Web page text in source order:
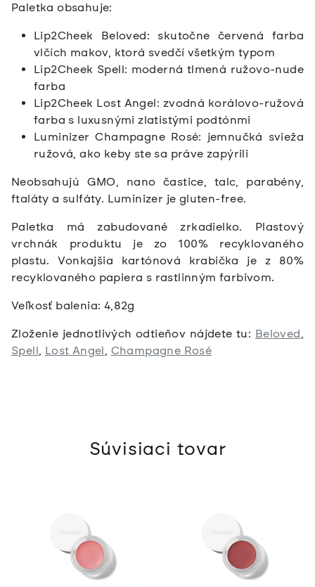
Paletka obsahuje:
Lip2Cheek Beloved: skutočne červená farba
vlčích makov, ktorá svedčí všetkým typom
Lip2Cheek Spell: moderná tlmená ružovo-nude
farba
Lip2Cheek Lost Angel: zvodná korálovo-ružová
farba s luxusnými zlatistými podtónmi
Luminizer Champagne Rosé: jemnučká svieža
ružová, ako keby ste sa práve zapýrili
Neobsahujú GMO, nano častice, talc, parabény,
ftaláty a sulfáty. Luminizer je gluten-free.
Paletka má zabudované zrkadielko. Plastový
vrchnák produktu je zo 100% recyklovaného
plastu. Vonkajšia kartónová krabička je z 80%
recyklovaného papiera s rastlinným farbivom.
Veľkosť balenia: 4,82g
Zloženie jednotlivých odtieňov nájdete tu: Beloved,
Spell, Lost Angel, Champagne Rosé
Súvisiaci tovar